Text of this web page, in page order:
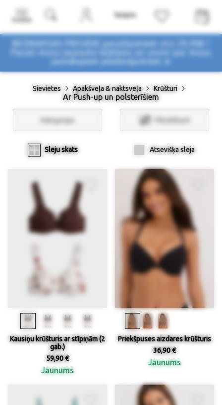
BEZMAKSAS PIEGĀDE pasūtījumiem virs 29,90€ !
Pasūti mūsu jaunumu biļetenu un uzzini par mūsu
Sievietes Apakšveļa & naktsveļa Krūšturi
Ar Push-up un polsterīšiem
Kategorijas Filtri/Atlasīt
Sleju skats Atsevišķa sleja
Kausiņu krūšturis ar stīpiņām (2
gab.)
59,90 €
Jaunums
Priekšpuses aizdares krūšturis
36,90 €
Jaunums